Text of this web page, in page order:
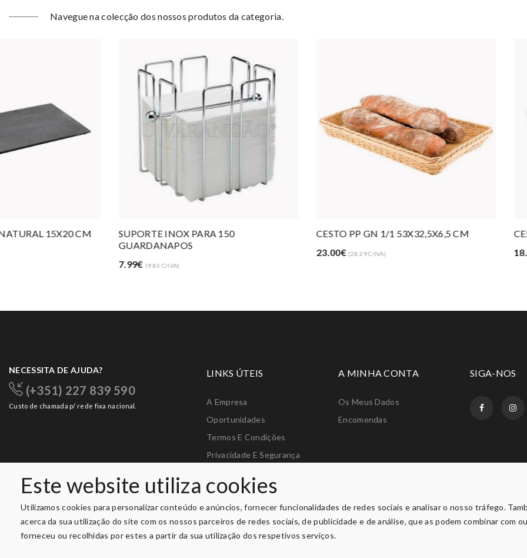
Este website utiliza cookies
Utilizamos cookies para personalizar conteúdo e anúncios, fornecer funcionalidades de redes sociais e analisar o nosso tráfego.
acerca da sua utilização do site com os nossos parceiros de redes sociais, de publicidade e de análise, que as podem combinar com
forneceu ou recolhidas por estes a partir da sua utilização dos respetivos serviços.
Navegue na colecção dos nossos produtos da categoria.
SUPORTE INOX PARA 150
CESTO PP GN 1/1 53X32,5X6,5 CM
CESTO BUFFET
NECESSITA DE AJUDA?
(+351) 227 839 590
Custo de chamada p/ rede fixa nacional.
LINKS ÚTEIS
A Empresa
Oportunidades
Termos E Condições
Privacidade E Segurança
Livro De Elogios
A MINHA CONTA
Os Meus Dados
Encomendas
SIGA-NOS